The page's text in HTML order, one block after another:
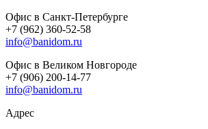
Офис в Санкт-Петербурге
+7 (962) 360-52-58
info@banidom.ru
Офис в Великом Новгороде
+7 (906) 200-14-77
info@banidom.ru
Адрес